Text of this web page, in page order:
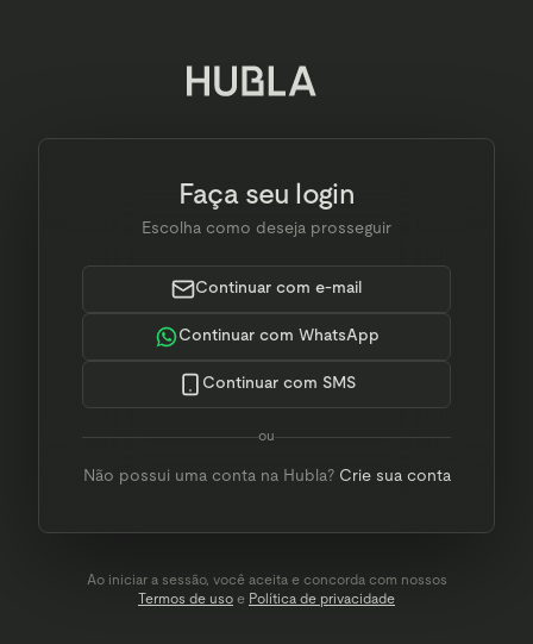
Faça seu login
Escolha como deseja prosseguir
Continuar com e-mail
Continuar com WhatsApp
Continuar com SMS
ou
Não possui uma conta na Hubla? Crie sua conta
Ao iniciar a sessão, você aceita e concorda com nossos
Termos de uso e Política de privacidade